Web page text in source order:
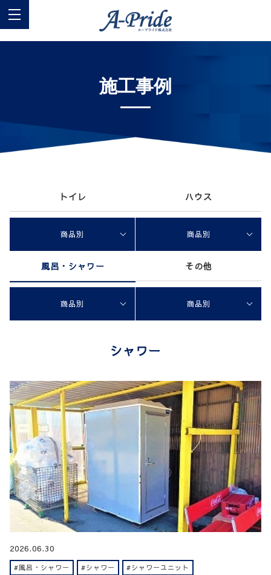
施工事例
トイレ ハウス
商品別 商品別
風呂・シャワー その他
商品別 商品別
シャワー
2026.06.30
#風呂・シャワー #シャワー #シャワーユニット